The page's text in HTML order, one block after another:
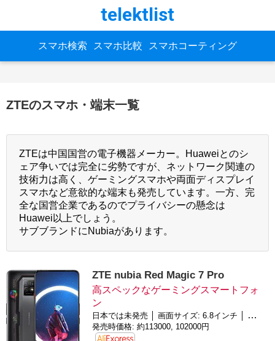
telektlist
スマホ検索 スマホ比較 スマホコーティング
ZTEのスマホ・端末一覧
ZTEは中国国営の電子機器メーカー。Huaweiとのシ
ェア争いでは完全に劣勢ですが、ネットワーク関連の
技術力は高く、ゲーミングスマホや両面ディスプレイ
スマホなど意欲的な端末も発売しています。一方、完
全な国営企業であるのでプライバシーの懸念は
Huawei以上でしょう。
サブブランドにNubiaがあります。
ZTE nubia Red Magic 7 Pro
高スペックなゲーミングスマートフォ
ン
日本では未発売 │ 画面サイズ: 6.8インチ │ バッテリー: 5000mAh │ OS: Android 5.0
発売時価格: 約113000, 102000円